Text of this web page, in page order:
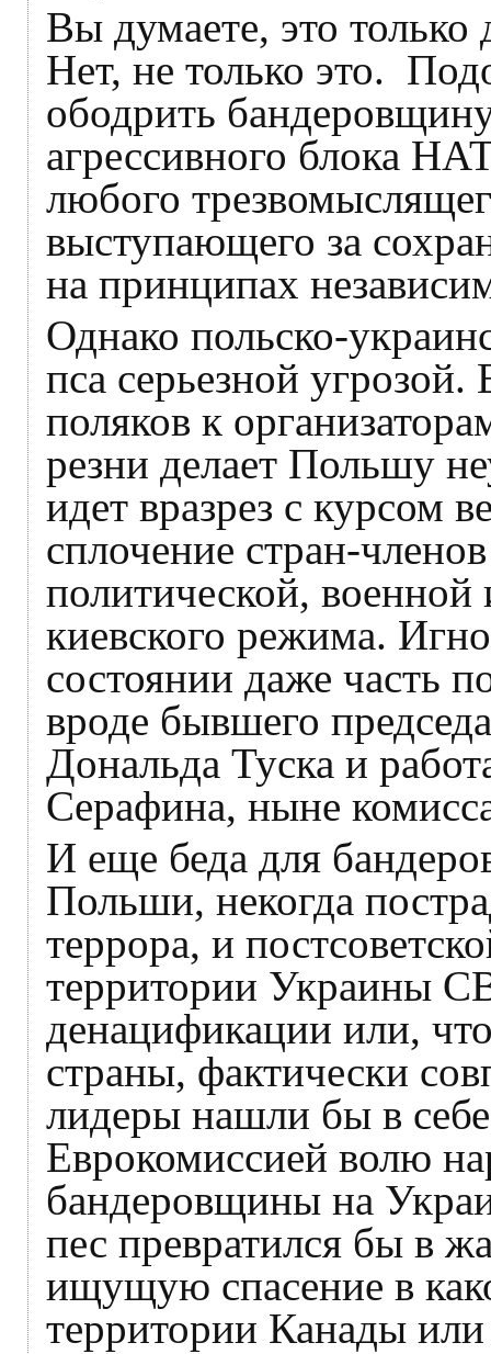
Вы думаете, это только
Нет, не только это.
ободрить
агрессивного блока
любого
выступающего за
на принципах
Однако польско-
пса серьезной угрозой.
поляков к
резни делает Польшу
идет вразрез с курсом
сплочение стран-
политической,
киевского режима.
состоянии даже часть
вроде бывшего
Дональда Туска и
Серафина, ныне
И еще беда для
Польши, некогда
террора, и
территории Украины
денацификации или,
страны, фактически
лидеры нашли бы в себе
Еврокомиссией волю
бандеровщины на
пес превратился бы в
ищущую спасение в
территории Канады